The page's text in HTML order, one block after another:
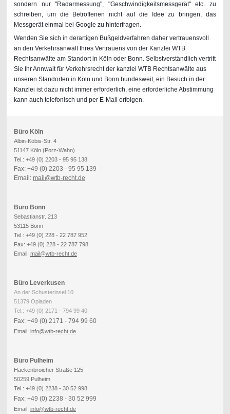
sondern nur "Radarmessung", "Geschwindigkeitsmessgerät" etc. zu
schreiben, um die Betroffenen nicht auf die Idee zu bringen, das
Messgerät einmal bei Google zu hinterfragen.
Wenden Sie sich in derartigen Bußgeldverfahren daher vertrauensvoll
an den Verkehrsanwalt Ihres Vertrauens von der Kanzlei WTB
Rechtsanwälte am Standort in Köln oder Bonn. Selbstverständlich vertritt
Sie Ihr Annwalt für Verkehrsrecht der kanzlei WTB Rechtsanwälte aus
unseren Standorten in Köln und Bonn bundesweit, ein Besuch in der
Kanzlei ist dazu nicht immer erforderlich, eine erforderliche Abstimmung
kann auch telefonisch und per E-Mail erfolgen.
Büro Köln
Albin-Köbis-Str. 4
51147 Köln (Porz-Wahn)
Tel.: +49 (0) 2203 - 95 95 138
Fax: +49 (0) 2203 - 95 95 139
Email: mail@wtb-recht.de
Büro Bonn
Sebastianstr. 213
53115 Bonn
Tel.: +49 (0) 228 - 22 787 952
Fax: +49 (0) 228 - 22 787 798
Email: mail@wtb-recht.de
Büro Leverkusen
An der Schusterinsel 10
51379 Opladen
Tel.: +49 (0) 2171 - 794 99 40
Fax: +49 (0) 2171 - 794 99 60
Email: info@wtb-recht.de
Büro Pulheim
Hackenbroicher Straße 125
50259 Pulheim
Tel.: +49 (0) 2238 - 30 52 998
Fax: +49 (0) 2238 - 30 52 999
Email: info@wtb-recht.de